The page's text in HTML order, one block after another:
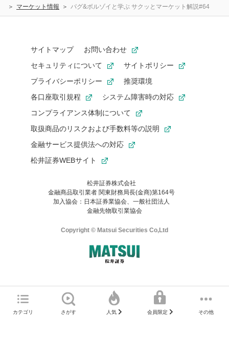
カテゴリ さがす 人気 会員限定 その他
利用促進の目的で、印刷物・WEBサイト・SNS等に掲載す
ることがあります。
マーケット情報
パグ&ボルゾイと学ぶ サクッとマーケット解説#64
サイトマップ
お問い合わせ
セキュリティについて
サイトポリシー
プライバシーポリシー
推奨環境
各口座取引規程
システム障害時の対応
コンプライアンス体制について
取扱商品のリスクおよび手数料等の説明
金融サービス提供法への対応
松井証券WEBサイト
松井証券株式会社
金融商品取引業者 関東財務局長(金商)第164号
加入協会：日本証券業協会、一般社団法人
金融先物取引業協会
Copyright © Matsui Securities Co,Ltd
マネーサテライトのWEBサイトへようこそ
直前にご覧いただいていたWEBサイトは、当社が作成したもので
ご利用の環境(Internet Explorer)は、本サイトの推奨環境外のた
め、
一部の機能が正常に動作しない可能性があります。
お気に入り機能は松井証券の会員限定の機能です。
お気に入り登録いただくと、後からいつでもお気に入りのコンテ
ンツを一覧でご確認いただけます。
ご利用いただくには口座開設が必要です。
はご利用の端末で一度ログインしてください。
ログイン